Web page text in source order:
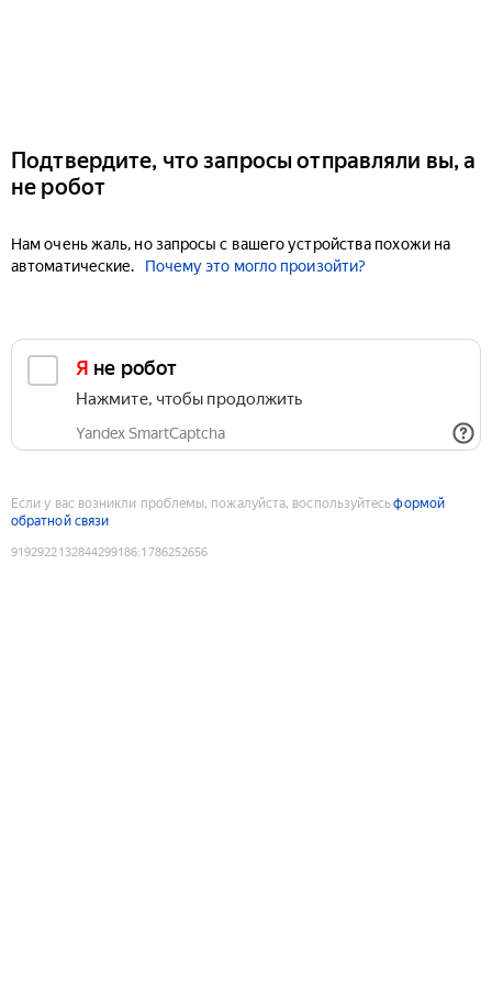
Подтвердите, что запросы отправляли вы, а
не робот
Нам очень жаль, но запросы с вашего устройства похожи на
автоматические.
Почему это могло произойти?
Я не робот
Нажмите, чтобы продолжить
Yandex SmartCaptcha
Если у вас возникли проблемы, пожалуйста, воспользуйтесьформой
обратной связи
9192922132844299186:1786252656